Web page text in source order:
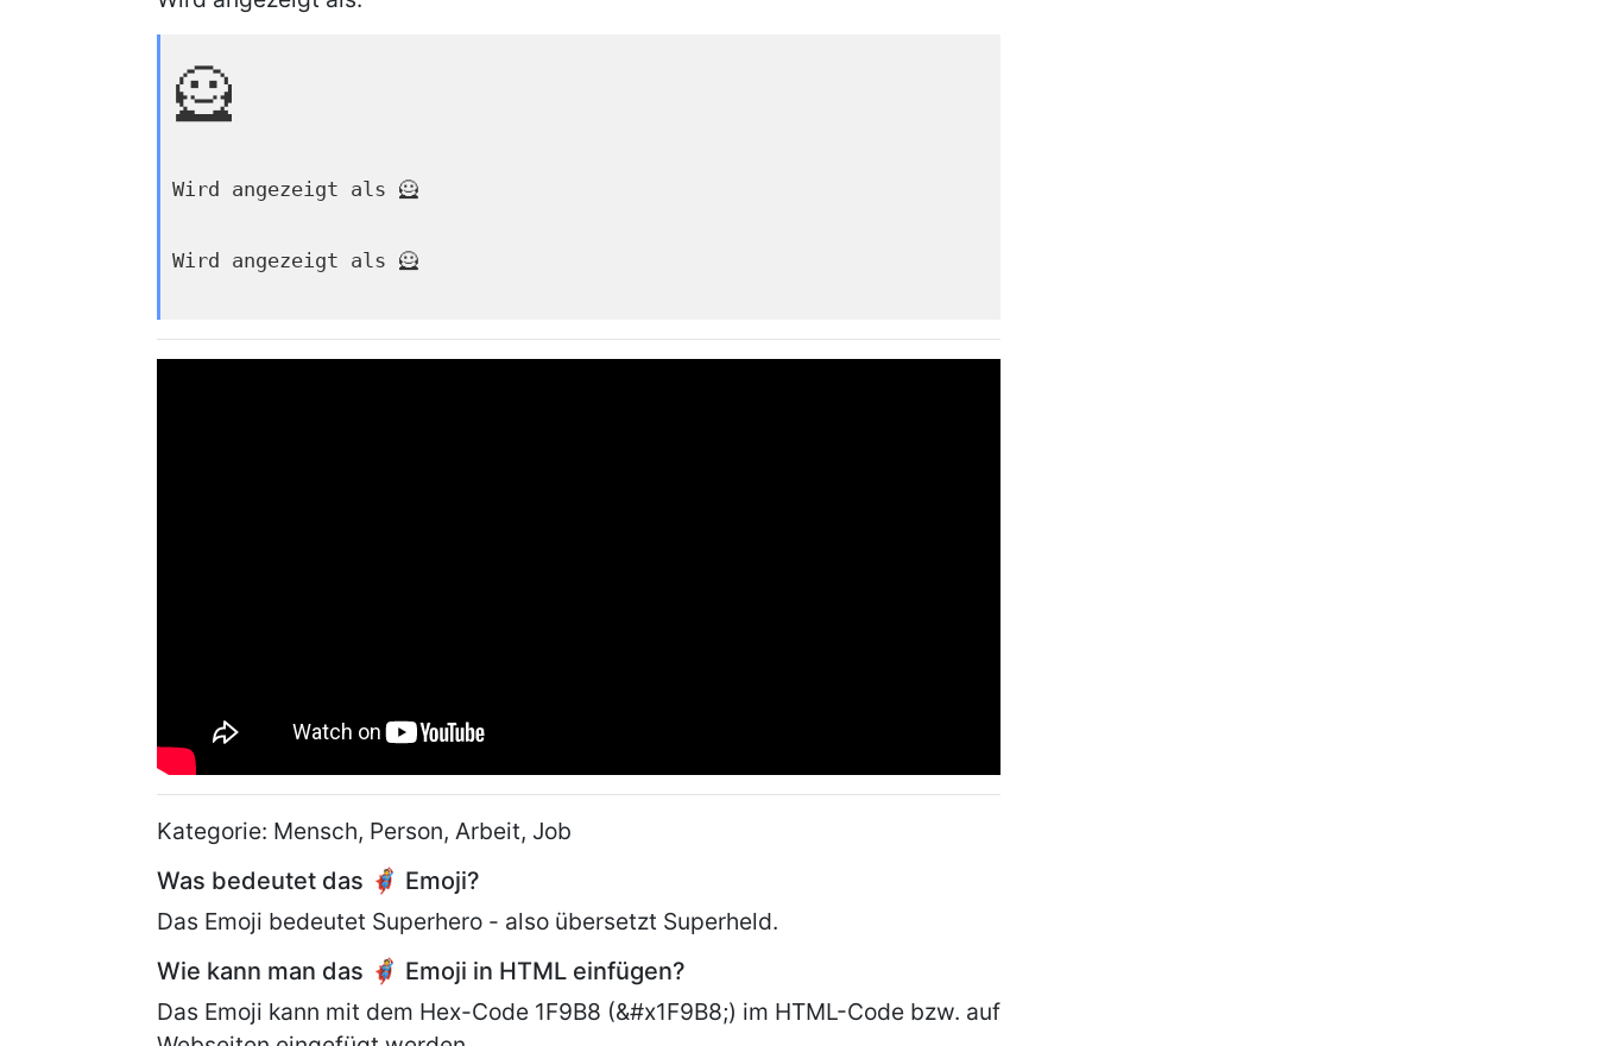
🦸
Wird angezeigt als 🦸
Wird angezeigt als 🦸
Kategorie: Mensch, Person, Arbeit, Job
Was bedeutet das 🦸 Emoji?
Das Emoji bedeutet Superhero - also übersetzt Superheld.
Wie kann man das 🦸 Emoji in HTML einfügen?
Das Emoji kann mit dem Hex-Code 1F9B8 (&#x1F9B8;) im HTML-Code bzw. auf